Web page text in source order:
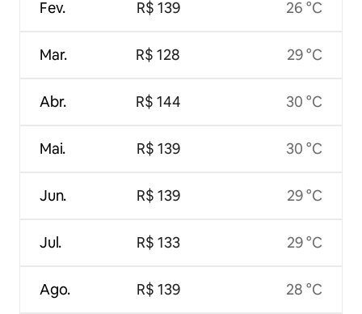
Fev.
Mar.
Abr.
Mai.
Jun.
Jul.
Ago.
R$ 139
R$ 128
R$ 144
R$ 139
R$ 139
R$ 133
R$ 139
26 °C
29 °C
30 °C
30 °C
29 °C
29 °C
28 °C